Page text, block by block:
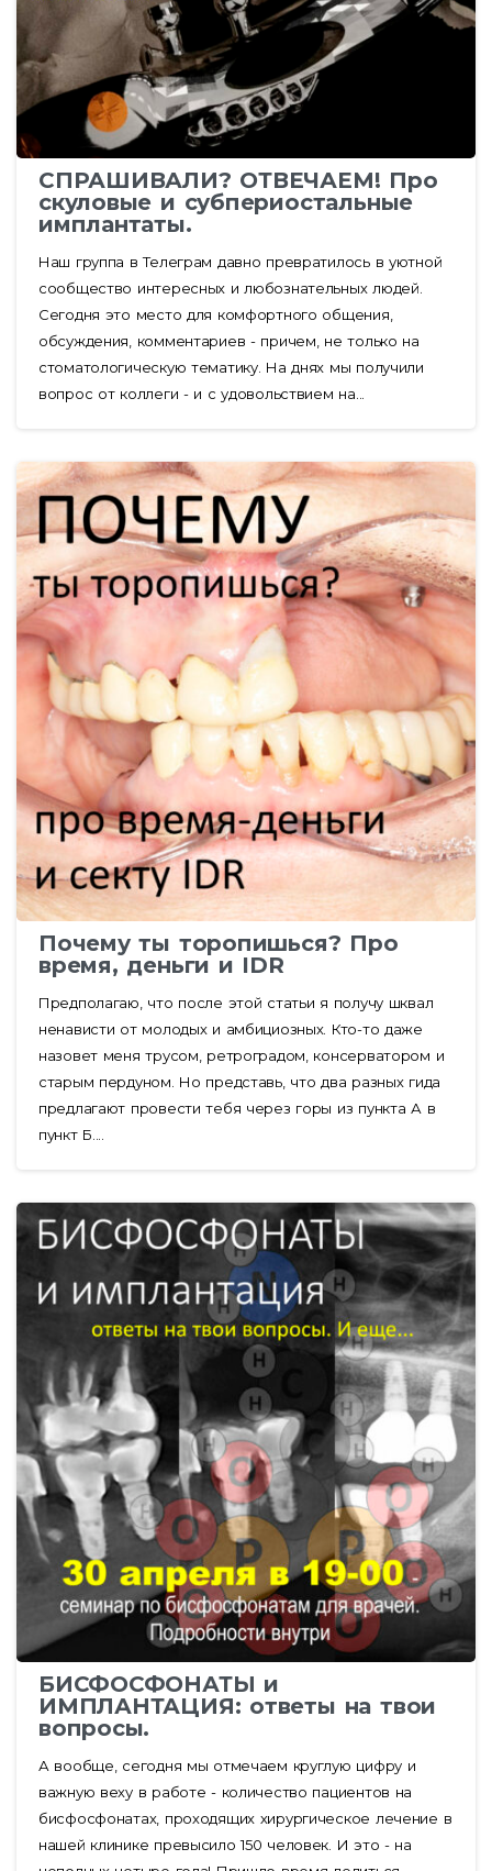
СПРАШИВАЛИ? ОТВЕЧАЕМ! Про
скуловые и субпериостальные
имплантаты.
Наш группа в Телеграм давно превратилось в уютной
сообщество интересных и любознательных людей.
Сегодня это место для комфортного общения,
обсуждения, комментариев - причем, не только на
стоматологическую тематику. На днях мы получили
вопрос от коллеги - и с удовольствием на...
Почему ты торопишься? Про
время, деньги и IDR
Предполагаю, что после этой статьи я получу шквал
ненависти от молодых и амбициозных. Кто-то даже
назовет меня трусом, ретроградом, консерватором и
старым пердуном. Но представь, что два разных гида
предлагают провести тебя через горы из пункта А в
пункт Б....
БИСФОСФОНАТЫ и
ИМПЛАНТАЦИЯ: ответы на твои
вопросы.
А вообще, сегодня мы отмечаем круглую цифру и
важную веху в работе - количество пациентов на
бисфосфонатах, проходящих хирургическое лечение в
нашей клинике превысило 150 человек. И это - на